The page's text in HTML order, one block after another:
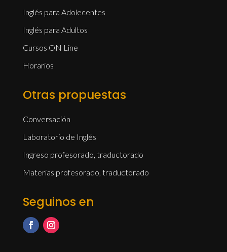
Inglés para Adolecentes
Inglés para Adultos
Cursos ON Line
Horarios
Otras propuestas
Conversación
Laboratorio de Inglés
Ingreso profesorado, traductorado
Materias profesorado, traductorado
Seguinos en